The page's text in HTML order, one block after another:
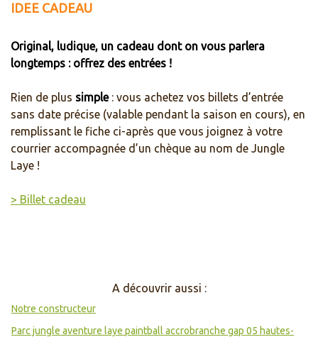
IDEE CADEAU
Original, ludique, un cadeau dont on vous parlera
longtemps : offrez des entrées !
Rien de plus simple: vous achetez vos billets d’entrée
sans date précise (valable pendant la saison en cours), en
remplissant le fiche ci-après que vous joignez à votre
courrier accompagnée d’un chèque au nom de Jungle
Laye !
> Billet cadeau
A découvrir aussi :
Notre constructeur
Parc jungle aventure laye paintball accrobranche gap 05 hautes-